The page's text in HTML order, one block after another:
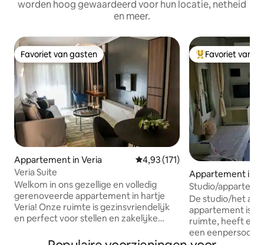
worden hoog gewaardeerd voor hun locatie, netheid
en meer.
Favoriet van gasten
Favoriet van gasten
Appartement in Veria Gemiddelde beoordeling van
4,93 (171)
Veria Suite
Welkom in ons gezellige en volledig
gerenoveerde appartement in hartje
Veria! Onze ruimte is gezinsvriendelijk
en perfect voor stellen en zakelijke
schoon en comfortabel verblijf in het
Topfavoriet van
Favoriet van
Appartement in
Studio/
De studio/het
appartement is
ruimte, heeft
een